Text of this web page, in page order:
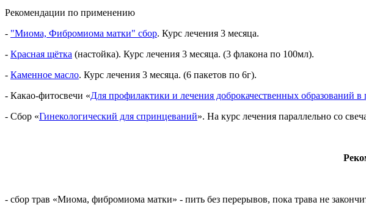
Рекомендации по применению
- "Миома, Фибромиома матки" сбор. Курс лечения 3 месяца.
- Красная щётка (настойка). Курс лечения 3 месяца. (3 флакона по 100мл).
- Каменное масло. Курс лечения 3 месяца. (6 пакетов по 6г).
- Какао-фитосвечи «Для профилактики и лечения доброкачественных образований в
- Сбор «Гинекологический для спринцеваний». На курс лечения параллельно со
- сбор трав «Миома, фибромиома матки» - пить без перерывов, пока трава не